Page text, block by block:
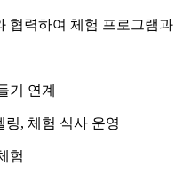
협력하여 체험 프로그램
기 연계
링, 체험 식사 운영
험